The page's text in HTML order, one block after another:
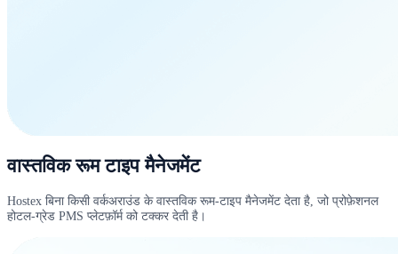
वास्तविक रूम टाइप मैनेजमेंट
Hostex बिना किसी वर्कअराउंड के वास्तविक रूम-टाइप मैनेजमेंट देता है, जो प्रोफ़ेशनल
होटल-ग्रेड PMS प्लेटफ़ॉर्म को टक्कर देती है।